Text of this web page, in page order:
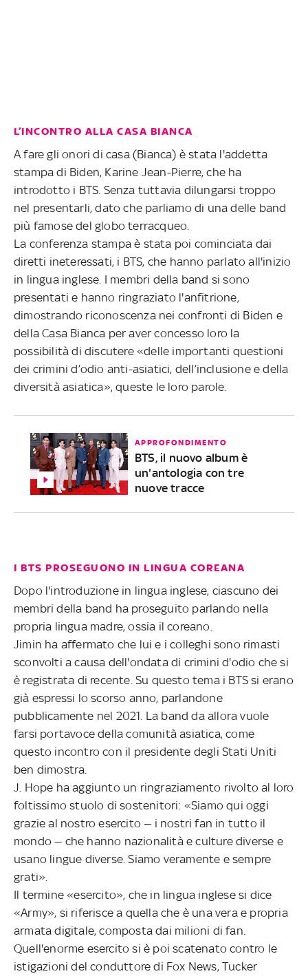
L’INCONTRO ALLA CASA BIANCA
A fare gli onori di casa (Bianca) è stata l'addetta
stampa di Biden, Karine Jean-Pierre, che ha
introdotto i BTS. Senza tuttavia dilungarsi troppo
nel presentarli, dato che parliamo di una delle band
più famose del globo terracqueo.
La conferenza stampa è stata poi cominciata dai
diretti ineteressati, i BTS, che hanno parlato all'inizio
in lingua inglese. I membri della band si sono
presentati e hanno ringraziato l'anfitrione,
dimostrando riconoscenza nei confronti di Biden e
della Casa Bianca per aver concesso loro la
possibilità di discutere «delle importanti questioni
dei crimini d’odio anti-asiatici, dell’inclusione e della
diversità asiatica», queste le loro parole.
APPROFONDIMENTO
BTS, il nuovo album è
un'antologia con tre
nuove tracce
I BTS PROSEGUONO IN LINGUA COREANA
Dopo l'introduzione in lingua inglese, ciascuno dei
membri della band ha proseguito parlando nella
propria lingua madre, ossia il coreano.
Jimin ha affermato che lui e i colleghi sono rimasti
sconvolti a causa dell'ondata di crimini d'odio che si
è registrata di recente. Su questo tema i BTS si erano
già espressi lo scorso anno, parlandone
pubblicamente nel 2021. La band da allora vuole
farsi portavoce della comunità asiatica, come
questo incontro con il presidente degli Stati Uniti
ben dimostra.
J. Hope ha aggiunto un ringraziamento rivolto al loro
foltissimo stuolo di sostenitori: «Siamo qui oggi
grazie al nostro esercito — i nostri fan in tutto il
mondo — che hanno nazionalità e culture diverse e
usano lingue diverse. Siamo veramente e sempre
grati».
Il termine «esercito», che in lingua inglese si dice
«Army», si riferisce a quella che è una vera e propria
armata digitale, composta dai milioni di fan.
Quell'enorme esercito si è poi scatenato contro le
istigazioni del conduttore di Fox News, Tucker